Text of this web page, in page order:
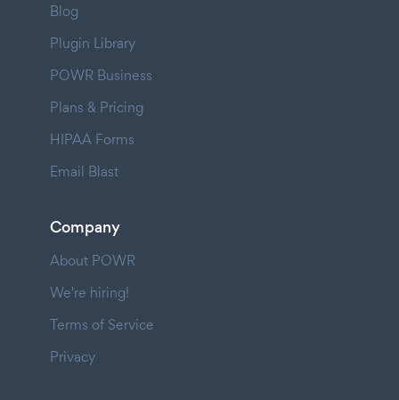
Blog
Plugin Library
POWR Business
Plans & Pricing
HIPAA Forms
Email Blast
Company
About POWR
We're hiring!
Terms of Service
Privacy